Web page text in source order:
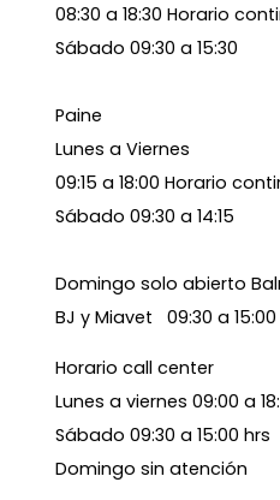
08:30 a 18:30 Horario
Sábado 09:30 a 15:30
Paine
Lunes a Viernes
09:15 a 18:00 Horario
Sábado 09:30 a 14:15
Domingo solo abierto
BJ y Miavet 09:30 a 15:00
Horario call center
Lunes a viernes 09:00 a
Sábado 09:30 a 15:00 hrs
Domingo sin atención